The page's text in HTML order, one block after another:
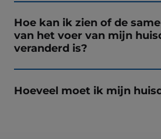
Hoe kan ik zien of de
van het voer van mijn
veranderd is?
Hoeveel moet ik mijn